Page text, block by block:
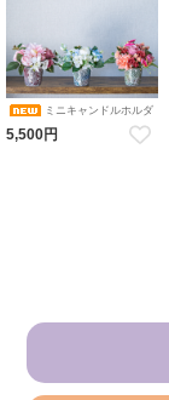
ミニキャンドルホルダ
ーアレンジメント コレクショ
ン（ピンク・ブルーホワイ
5,500円